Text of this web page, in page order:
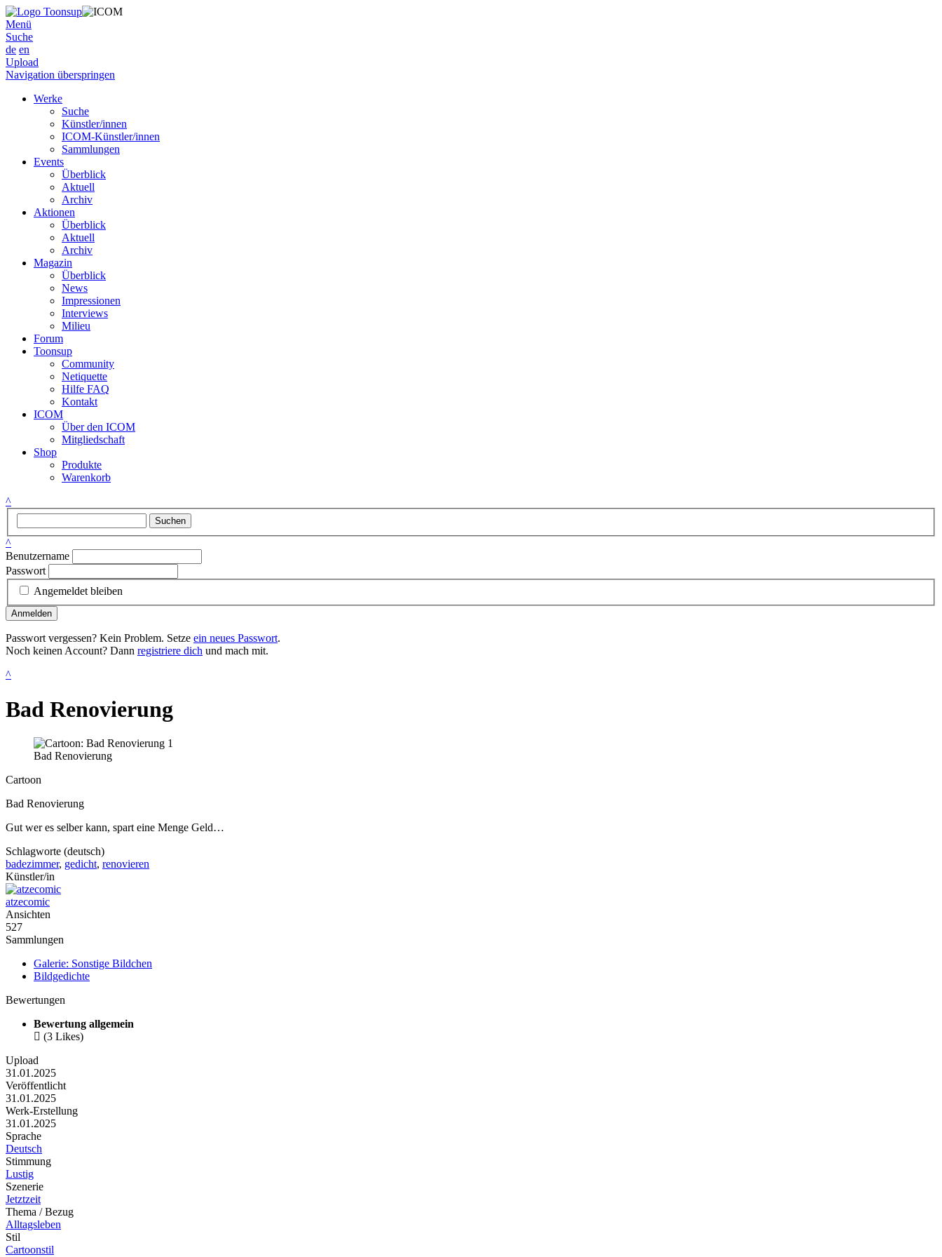
Menü
Suche
de en
Upload
Navigation überspringen
Werke
Suche
Künstler/innen
ICOM-Künstler/innen
Sammlungen
Events
Überblick
Aktuell
Archiv
Aktionen
Überblick
Aktuell
Archiv
Magazin
Überblick
News
Impressionen
Interviews
Milieu
Forum
Toonsup
Community
Netiquette
Hilfe FAQ
Kontakt
ICOM
Über den ICOM
Mitgliedschaft
Shop
Produkte
Warenkorb
^
Suchen
^
Benutzername
Passwort
Angemeldet bleiben
Anmelden
Passwort vergessen? Kein Problem. Setze ein neues Passwort.
Noch keinen Account? Dann registriere dich und mach mit.
^
Bad Renovierung
Bad Renovierung
Cartoon
Bad Renovierung
Gut wer es selber kann, spart eine Menge Geld…
Schlagworte (deutsch)
badezimmer, gedicht, renovieren
Künstler/in
atzecomic
Ansichten
527
Sammlungen
Galerie: Sonstige Bildchen
Bildgedichte
Bewertungen
Bewertung allgemein
 (3 Likes)
Upload
31.01.2025
Veröffentlicht
31.01.2025
Werk-Erstellung
31.01.2025
Sprache
Deutsch
Stimmung
Lustig
Szenerie
Jetztzeit
Thema / Bezug
Alltagsleben
Stil
Cartoonstil